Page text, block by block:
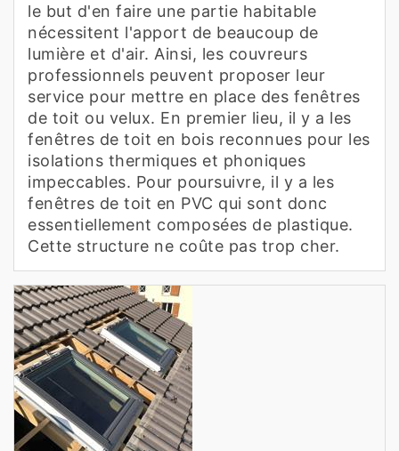
le but d'en faire une partie habitable
nécessitent l'apport de beaucoup de
lumière et d'air. Ainsi, les couvreurs
professionnels peuvent proposer leur
service pour mettre en place des fenêtres
de toit ou velux. En premier lieu, il y a les
fenêtres de toit en bois reconnues pour les
isolations thermiques et phoniques
impeccables. Pour poursuivre, il y a les
fenêtres de toit en PVC qui sont donc
essentiellement composées de plastique.
Cette structure ne coûte pas trop cher.